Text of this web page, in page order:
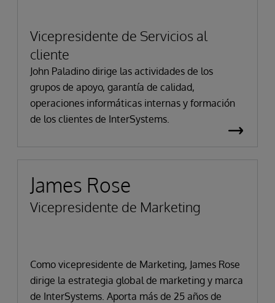
Vicepresidente de Servicios al
cliente
John Paladino dirige las actividades de los
grupos de apoyo, garantía de calidad,
operaciones informáticas internas y formación
de los clientes de InterSystems.
James Rose
Vicepresidente de Marketing
Como vicepresidente de Marketing, James Rose
dirige la estrategia global de marketing y marca
de InterSystems. Aporta más de 25 años de